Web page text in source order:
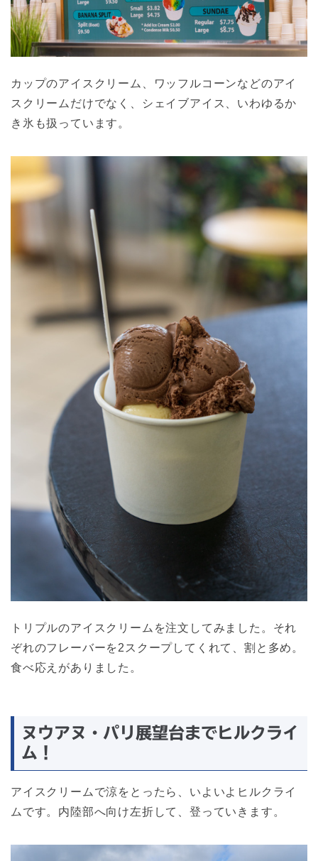
カップのアイスクリーム、ワッフルコーンなどのアイ
スクリームだけでなく、シェイブアイス、いわゆるか
き氷も扱っています。
トリプルのアイスクリームを注文してみました。それ
ぞれのフレーバーを2スクープしてくれて、割と多め。
食べ応えがありました。
ヌウアヌ・パリ展望台までヒルクライ
ム！
アイスクリームで涼をとったら、いよいよヒルクライ
ムです。内陸部へ向け左折して、登っていきます。